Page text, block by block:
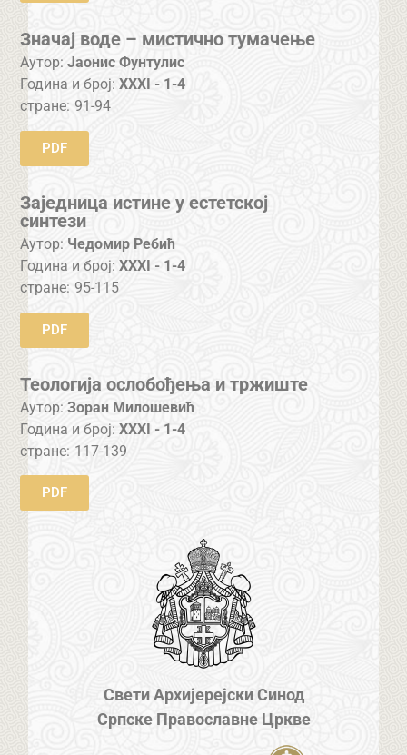
Значај воде – мистично тумачење
Аутор: Јаонис Фунтулис
Година и број:XXXI - 1-4
стране: 91-94
PDF
Заједница истине у естетској
синтези
Аутор: Чедомир Ребић
Година и број:XXXI - 1-4
стране: 95-115
PDF
Теологија ослобођења и тржиште
Аутор: Зоран Милошевић
Година и број:XXXI - 1-4
стране: 117-139
PDF
Свети Архијерејски Синод
Српске Православне Цркве